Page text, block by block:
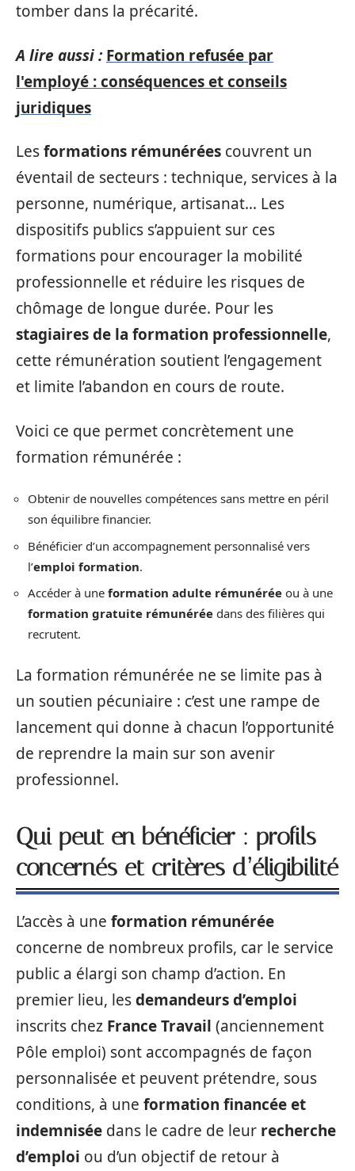
tomber dans la précarité.
A lire aussi : Formation refusée par
l'employé : conséquences et conseils
juridiques
Lesformations rémunérées couvrent un
éventail de secteurs : technique, services à la
personne, numérique, artisanat… Les
dispositifs publics s’appuient sur ces
formations pour encourager la mobilité
professionnelle et réduire les risques de
chômage de longue durée. Pour les
stagiaires de la formation professionnelle,
cette rémunération soutient l’engagement
et limite l’abandon en cours de route.
Voici ce que permet concrètement une
formation rémunérée :
Obtenir de nouvelles compétences sans mettre en péril
son équilibre financier.
Bénéficier d’un accompagnement personnalisé vers
l’emploi formation.
Accéder à une formation adulte rémunérée ou à une
formation gratuite rémunérée dans des filières qui
recrutent.
La formation rémunérée ne se limite pas à
un soutien pécuniaire : c’est une rampe de
lancement qui donne à chacun l’opportunité
de reprendre la main sur son avenir
professionnel.
Qui peut en bénéficier : profils
concernés et critères d’éligibilité
L’accès à une formation rémunérée
concerne de nombreux profils, car le service
public a élargi son champ d’action. En
premier lieu, lesdemandeurs d’emploi
inscrits chez France Travail (anciennement
Pôle emploi) sont accompagnés de façon
personnalisée et peuvent prétendre, sous
conditions, à une formation financée et
indemnisée dans le cadre de leur recherche
d’emploi ou d’un objectif de retour à